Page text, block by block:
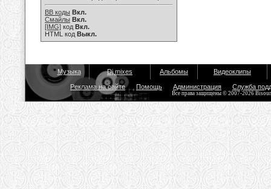
BB коды Вкл.
Смайлы Вкл.
[IMG] код Вкл.
HTML код Выкл.
Музыка Dj mixes Альбомы Видеоклипы
Реклама на сайте Помощь Администрация Служба
Все права защищены © 2007-2026